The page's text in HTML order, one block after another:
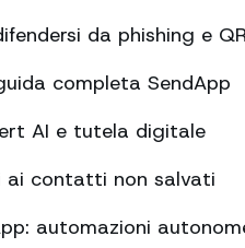
da phishing e
completa SendApp
AI e tutela digitale
ai contatti non salvati
automazioni